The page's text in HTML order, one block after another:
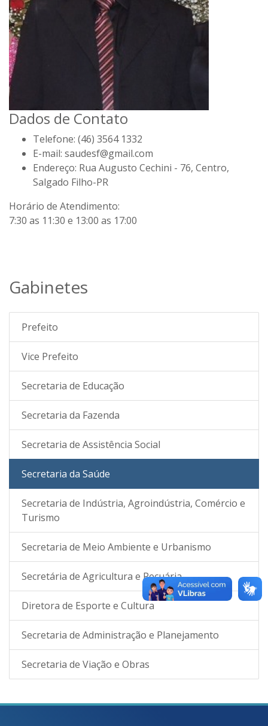
Dados de Contato
Telefone: (46) 3564 1332
E-mail: saudesf@gmail.com
Endereço: Rua Augusto Cechini - 76, Centro,
Salgado Filho-PR
Horário de Atendimento:
7:30 as 11:30 e 13:00 as 17:00
Gabinetes
Prefeito
Vice Prefeito
Secretaria de Educação
Secretaria da Fazenda
Secretaria de Assistência Social
Secretaria da Saúde
Secretaria de Indústria, Agroindústria, Comércio e
Turismo
Secretaria de Meio Ambiente e Urbanismo
Secretária de Agricultura e Pecuária
Diretora de Esporte e Cultura
Secretaria de Administração e Planejamento
Secretaria de Viação e Obras